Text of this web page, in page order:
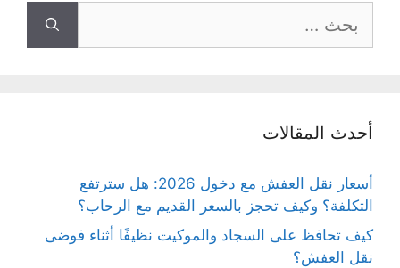
عن:
أحدث المقالات
أسعار نقل العفش مع دخول 2026: هل سترتفع
التكلفة؟ وكيف تحجز بالسعر القديم مع الرحاب؟
كيف تحافظ على السجاد والموكيت نظيفًا أثناء فوضى
نقل العفش؟